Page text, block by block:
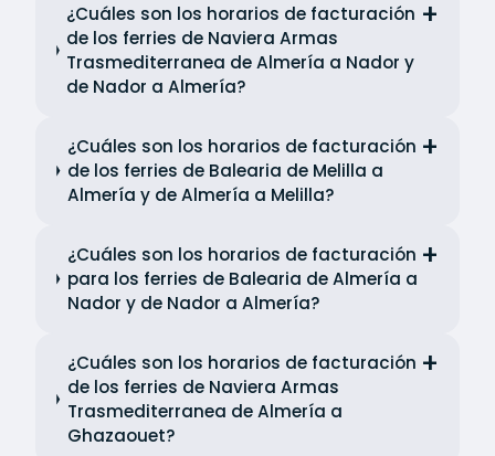
¿Cuáles son los horarios de facturación
de los ferries de Naviera Armas
Trasmediterranea de Almería a Nador y
de Nador a Almería?
¿Cuáles son los horarios de facturación
de los ferries de Balearia de Melilla a
Almería y de Almería a Melilla?
¿Cuáles son los horarios de facturación
para los ferries de Balearia de Almería a
Nador y de Nador a Almería?
¿Cuáles son los horarios de facturación
de los ferries de Naviera Armas
Trasmediterranea de Almería a
Ghazaouet?